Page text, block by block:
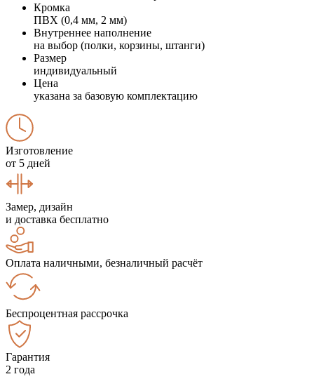
Кромка
ПВХ (0,4 мм, 2 мм)
Внутреннее наполнение
на выбор (полки, корзины, штанги)
Размер
индивидуальный
Цена
указана за базовую комплектацию
Изготовление
от 5 дней
Замер, дизайн
и доставка бесплатно
Оплата наличными, безналичный расчёт
Беспроцентная рассрочка
Гарантия
2 года